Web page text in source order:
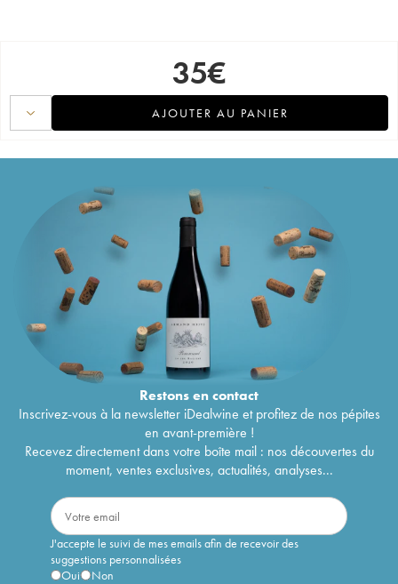
35€
AJOUTER AU PANIER
Restons encontact
Inscrivez-vous à la newsletter iDealwine et profitez de nos pépites
en avant-première !
Recevez directement dans votre boîte mail : nos découvertes du
moment, ventes exclusives, actualités, analyses...
J'accepte le suivi de mes emails afin de recevoir des
suggestions personnalisées
Oui
Non